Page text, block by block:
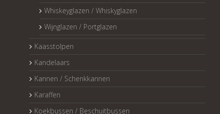
Whiskeyglazen / Whiskyglazen
Wijnglazen / Portglazen
Kaasstolpen
Kandelaars
Kannen / Schenkkannen
Karaffen
Koekbussen / Beschuitbussen